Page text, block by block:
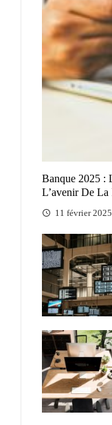
Banque 2025 :
L’avenir De La
11 février 2025